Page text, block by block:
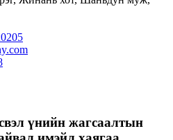
үнийн жагсаалтын